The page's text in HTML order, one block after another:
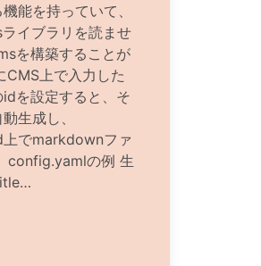
能を持っていて、
イブラリを読ませ
を構築することが
上で入力した
を設定すると、そ
生成し、
でmarkdownファ
config.yamlの例 生